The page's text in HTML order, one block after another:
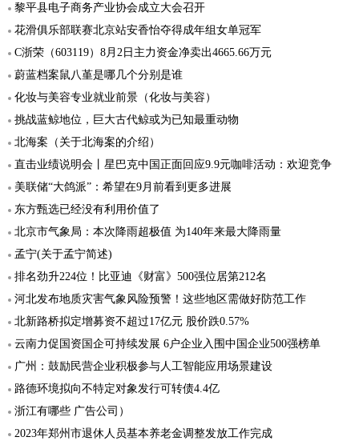
黎平县电子商务产业协会成立大会召开
花滑俱乐部联赛北京站安香怡夺得成年组女单冠军
C浙荣（603119）8月2日主力资金净卖出4665.66万元
蔚蓝档案鼠八堇是哪几个分别是谁
化妆与美容专业就业前景（化妆与美容）
挑战蓝鲸地位，巨大古代鲸或为已知最重动物
北海案（关于北海案的介绍）
直击业绩说明会丨星巴克中国正面回应9.9元咖啡活动：欢迎竞争
美联储“大鸽派”：希望在9月前看到更多进展
东方甄选已经没有利用价值了
北京市气象局：本次降雨超极值 为140年来最大降雨量
孟宁(关于孟宁简述)
排名劲升224位！比亚迪《财富》500强位居第212名
河北发布地质灾害气象风险预警！这些地区需做好防范工作
北新路桥拟定增募资不超过17亿元 股价跌0.57%
云南力促国资国企可持续发展 6户企业入围中国企业500强榜单
广州：鼓励民营企业积极参与人工智能应用场景建设
路德环境拟向不特定对象发行可转债4.4亿
浙江有哪些 广告公司）
2023年郑州市退休人员基本养老金调整发放工作完成